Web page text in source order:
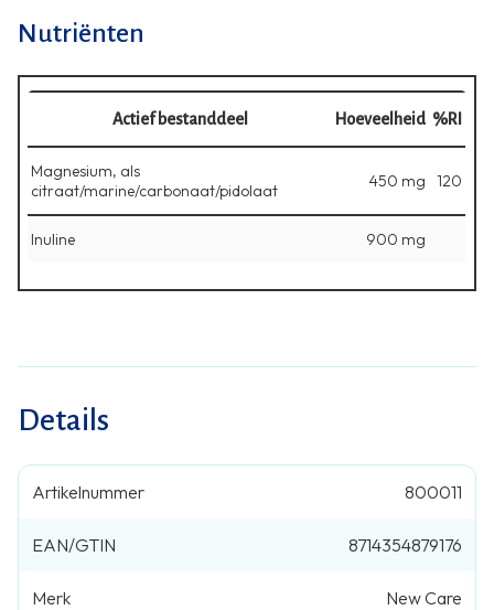
Details
Artikelnummer 800011
EAN/GTIN 8714354879176
Merk New Care
Nutriënten
Actief bestanddeel Hoeveelheid %RI
Magnesium, als
citraat/marine/carbonaat/pidolaat
450 mg 120
Inuline 900 mg